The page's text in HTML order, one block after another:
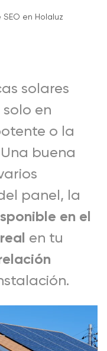
en Holaluz
solares
en
o la
buena
panel, la
en el
en tu